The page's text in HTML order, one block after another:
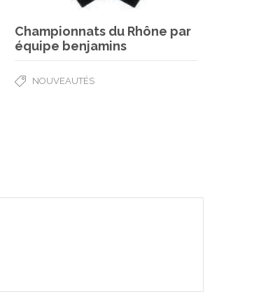
Championnats du Rhône par
équipe benjamins
NOUVEAUTÉS